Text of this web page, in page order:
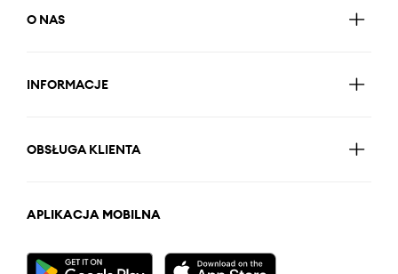
O NAS
INFORMACJE
OBSŁUGA KLIENTA
APLIKACJA MOBILNA